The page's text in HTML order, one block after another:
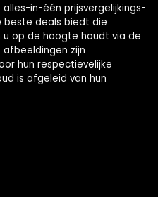
in-één prijsvergelijkings-
beste deals biedt die
u op de hoogte houdt via de
zijn
hun respectievelijke
is afgeleid van hun